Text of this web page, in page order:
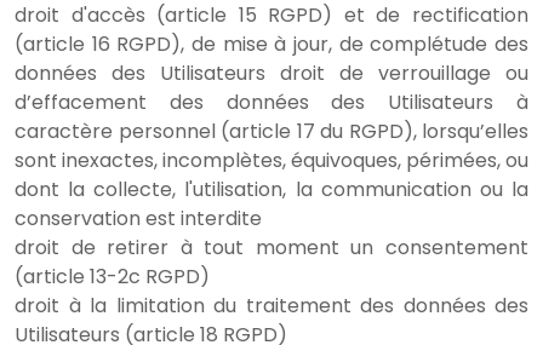
droit d'accès (article 15 RGPD) et de rectification
(article 16 RGPD), de mise à jour, de complétude des
données des Utilisateurs droit de verrouillage ou
d’effacement des données des Utilisateurs à
caractère personnel (article 17 du RGPD), lorsqu’elles
sont inexactes, incomplètes, équivoques, périmées, ou
dont la collecte, l'utilisation, la communication ou la
conservation est interdite
droit de retirer à tout moment un consentement
(article 13-2c RGPD)
droit à la limitation du traitement des données des
Utilisateurs (article 18 RGPD)